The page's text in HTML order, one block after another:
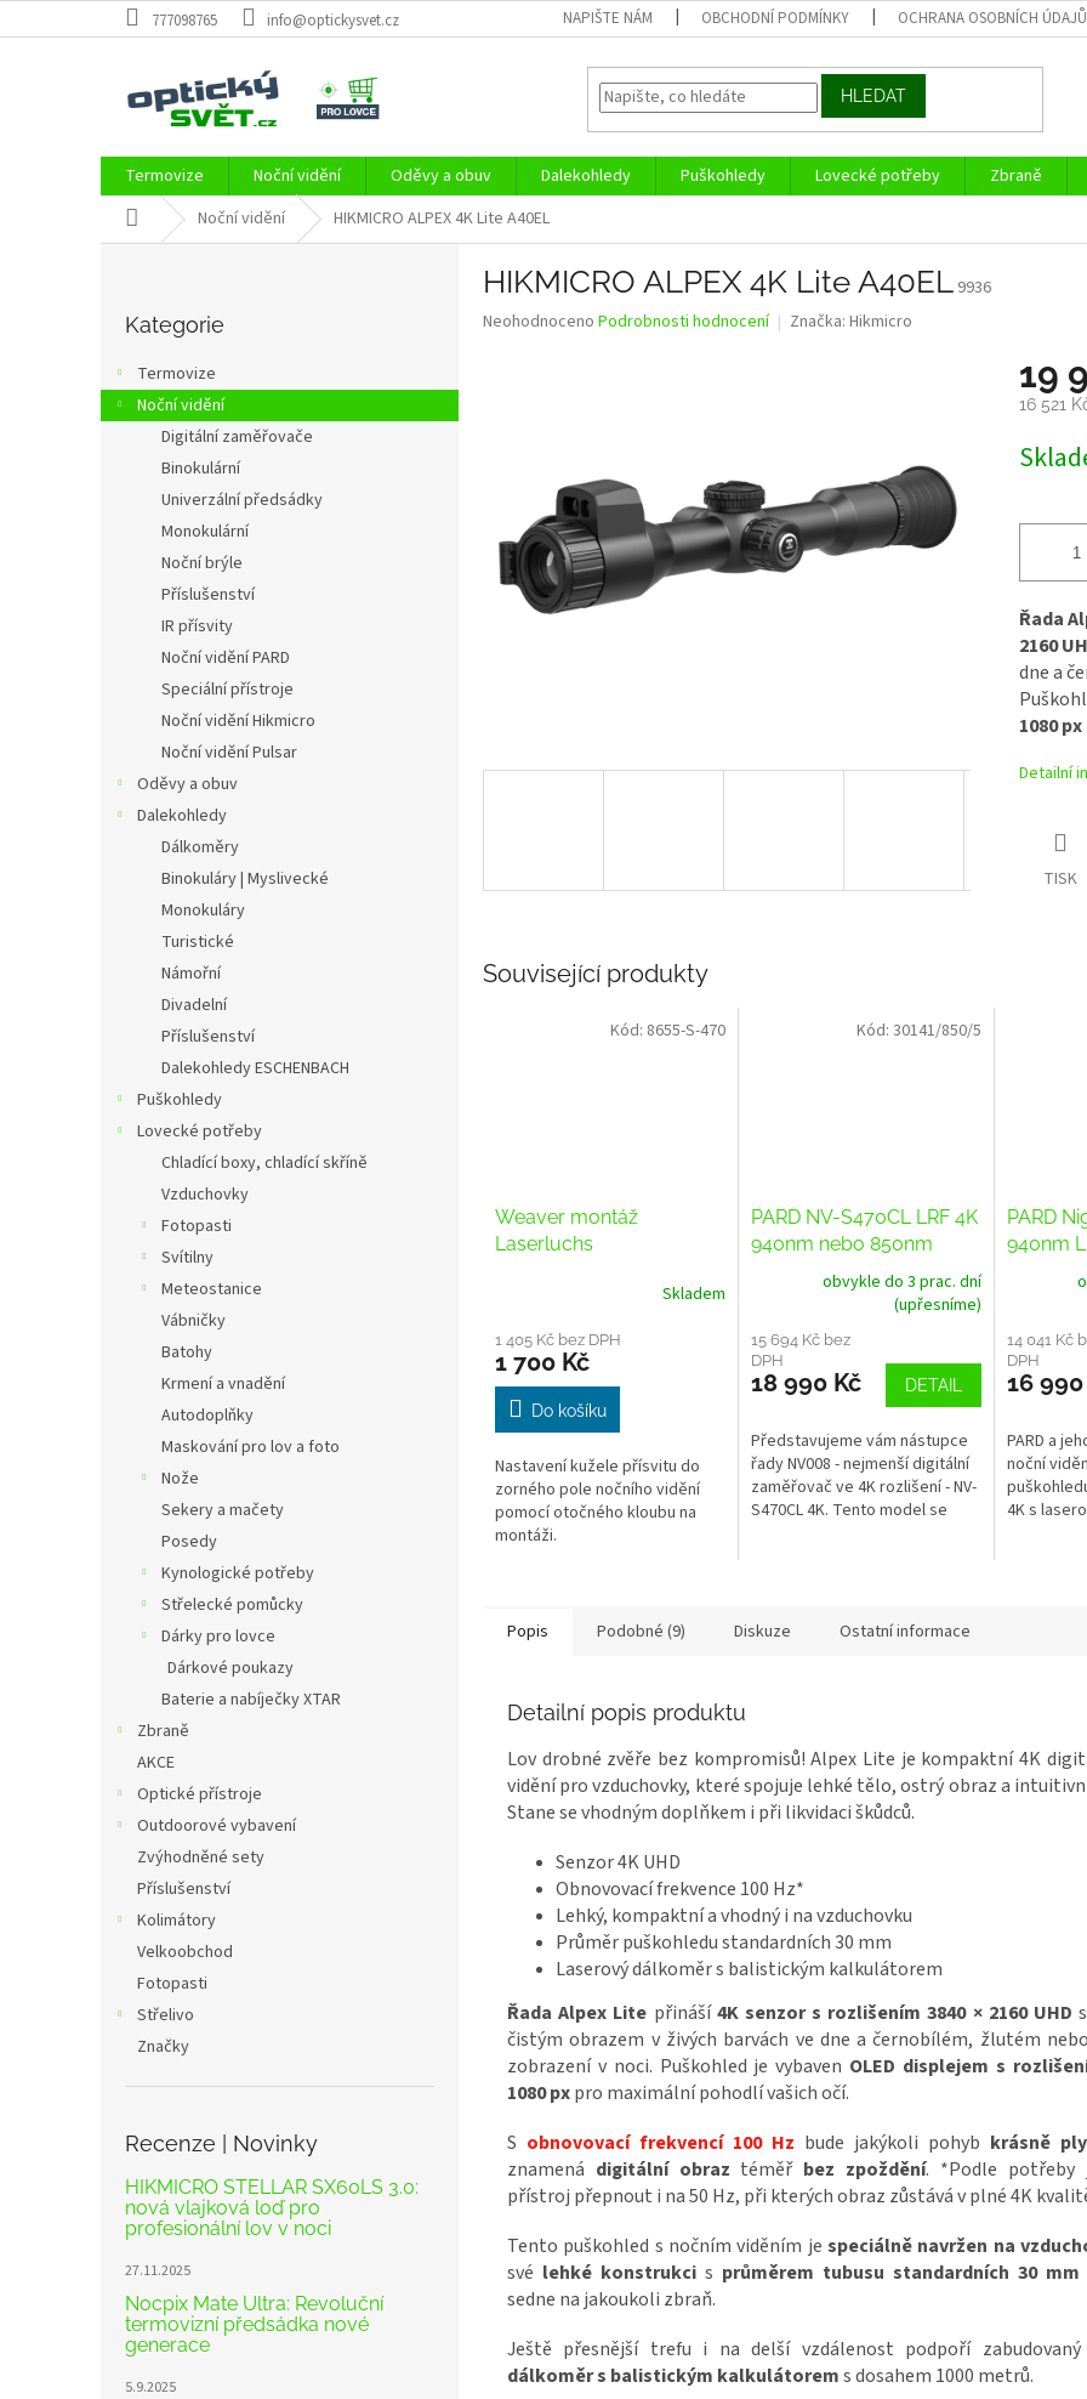
na
777098765 info@optickysvet.cz NAPIŠTE NÁM OBCHODNÍ PODMÍNKY OCHRANA OSOBNÍCH ÚDAJŮ
HLEDAT
Termovize Noční vidění Oděvy a obuv Dalekohledy Puškohledy Lovecké potřeby Zbraně
Domů Noční vidění HIKMICRO ALPEX 4K Lite A40EL
a
n
kategorie
Kategorie
Termovize
Noční vidění
Digitální zaměřovače
Binokulární
Univerzální předsádky
Monokulární
Noční brýle
Příslušenství
IR přísvity
Noční vidění PARD
Speciální přístroje
Noční vidění Hikmicro
Noční vidění Pulsar
Oděvy a obuv
Dalekohledy
Dálkoměry
Binokuláry | Myslivecké
Monokuláry
Turistické
Námořní
Divadelní
Příslušenství
Dalekohledy ESCHENBACH
Puškohledy
Lovecké potřeby
Chladící boxy, chladící skříně
Vzduchovky
Fotopasti
Svítilny
Meteostanice
Vábničky
Batohy
Krmení a vnadění
Autodoplňky
Maskování pro lov a foto
Nože
Sekery a mačety
Posedy
Kynologické potřeby
Střelecké pomůcky
Dárky pro lovce
Dárkové poukazy
Baterie a nabíječky XTAR
Zbraně
AKCE
Optické přístroje
Outdoorové vybavení
Zvýhodněné sety
Příslušenství
Kolimátory
Velkoobchod
Fotopasti
Střelivo
Značky
Recenze | Novinky
HIKMICRO STELLAR SX60LS 3.0:
nová vlajková loď pro
profesionální lov v noci
27.11.2025
Nocpix Mate Ultra: Revoluční
termovizní předsádka nové
generace
5.9.2025
HIKMICRO ALPEX 4K Lite A40EL 9936
Průměrné
hvězdiček.
Neohodnoceno Podrobnosti hodnocení Značka: Hikmicro
19
16 521
cena:
Řada
2160
dne a
1080 px
Detailní
TISK
Související produkty
Weaver montáž
Laserluchs
produktu
je
4,5
5
hvězdiček.
Skladem
1 405 Kč bez DPH
1 700 Kč
Do košíku
Nastavení kužele přísvitu do
zorného pole nočního vidění
pomocí otočného kloubu na
montáži.
Kód: 8655-S-470
PARD NV-S470CL LRF 4K
940nm nebo 850nm
obvykle do 3 prac. dní
(upřesníme)
15 694 Kč bez
DPH
18 990 Kč DETAIL
Představujeme vám nástupce
řady NV008 - nejmenší digitální
zaměřovač ve 4K rozlišení - NV-
S470CL 4K. Tento model se
Kód: 30141/850/5
PARD
940nm
14 041 Kč
DPH
16 990
PARD a
noční
4K s
Popis Podobné (9) Diskuze Ostatní informace
Detailní popis produktu
Lov drobné zvěře bez kompromisů! Alpex Lite je kompaktní 4K
vidění pro vzduchovky, které spojuje lehké tělo, ostrý obraz a
Stane se vhodným doplňkem i při likvidaci škůdců.
Senzor 4K UHD
Obnovovací frekvence 100 Hz*
Lehký, kompaktní a vhodný i na vzduchovku
Průměr puškohledu standardních 30 mm
Laserový dálkoměr s balistickým kalkulátorem
Řada Alpex Lite přináší4K senzor s rozlišením 3840 × 2160 UHD
čistým obrazem v živých barvách ve dne a černobílém, žlutém
zobrazení v noci. Puškohled je vybaven OLED displejem s
1080 pxpro maximální pohodlí vašich očí.
S obnovovací frekvencí 100 Hz bude jakýkoli pohyb krásně
znamená digitální obraz téměř bez zpoždění. *Podle potřeby
přístroj přepnout i na 50 Hz, při kterých obraz zůstává v plné 4K
Tento puškohled s nočním viděním jespeciálně navržen na
své lehké konstrukci s průměrem tubusu standardních 30 mm
sedne na jakoukoli zbraň.
Ještě přesnější trefu i na delší vzdálenost podpoří zabudovaný
dálkoměr s balistickým kalkulátorems dosahem 1000 metrů.